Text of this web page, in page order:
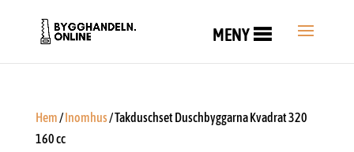
MENY
Hem/Inomhus/ Takduschset Duschbyggarna Kvadrat 320
160 cc